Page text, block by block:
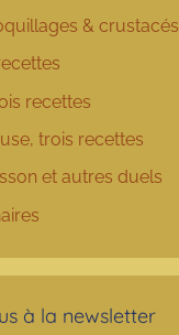
& crustacés
recettes
trois recettes
et autres duels
à la newsletter